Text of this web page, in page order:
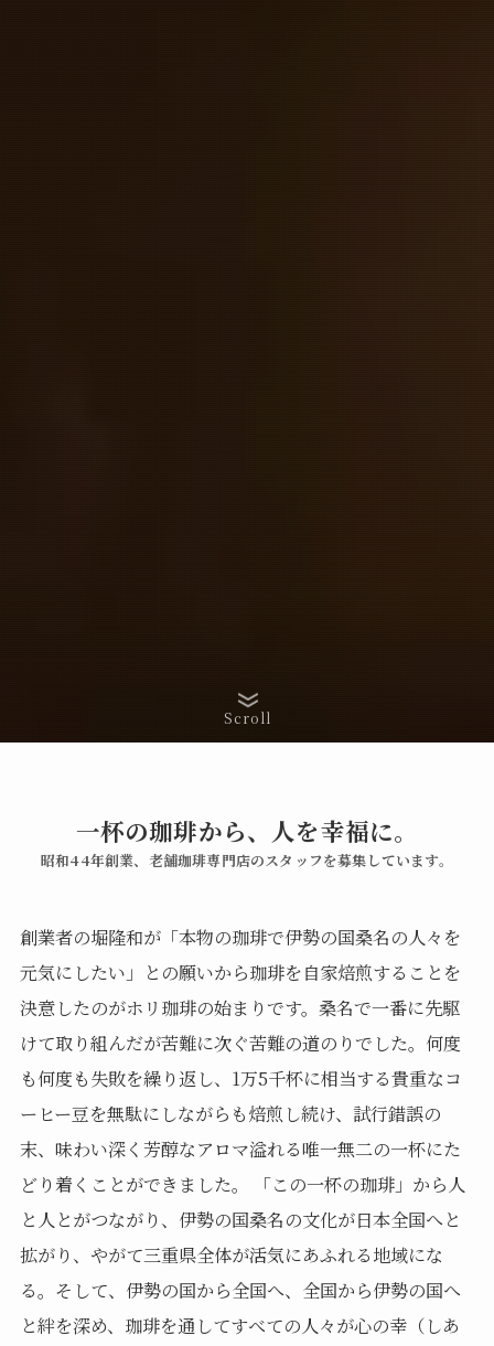
Scroll
一杯の珈琲から、人を幸福に。
昭和44年創業、老舗珈琲専門店のスタッフを募集しています。
創業者の堀隆和が「本物の珈琲で伊勢の国桑名の人々を
元気にしたい」との願いから珈琲を自家焙煎することを
決意したのがホリ珈琲の始まりです。桑名で一番に先駆
けて取り組んだが苦難に次ぐ苦難の道のりでした。何度
も何度も失敗を繰り返し、1万5千杯に相当する貴重なコ
ーヒー豆を無駄にしながらも焙煎し続け、試行錯誤の
末、味わい深く芳醇なアロマ溢れる唯一無二の一杯にた
どり着くことができました。 「この一杯の珈琲」から人
と人とがつながり、伊勢の国桑名の文化が日本全国へと
拡がり、やがて三重県全体が活気にあふれる地域にな
る。そして、伊勢の国から全国へ、全国から伊勢の国へ
と絆を深め、珈琲を通してすべての人々が心の幸（しあ